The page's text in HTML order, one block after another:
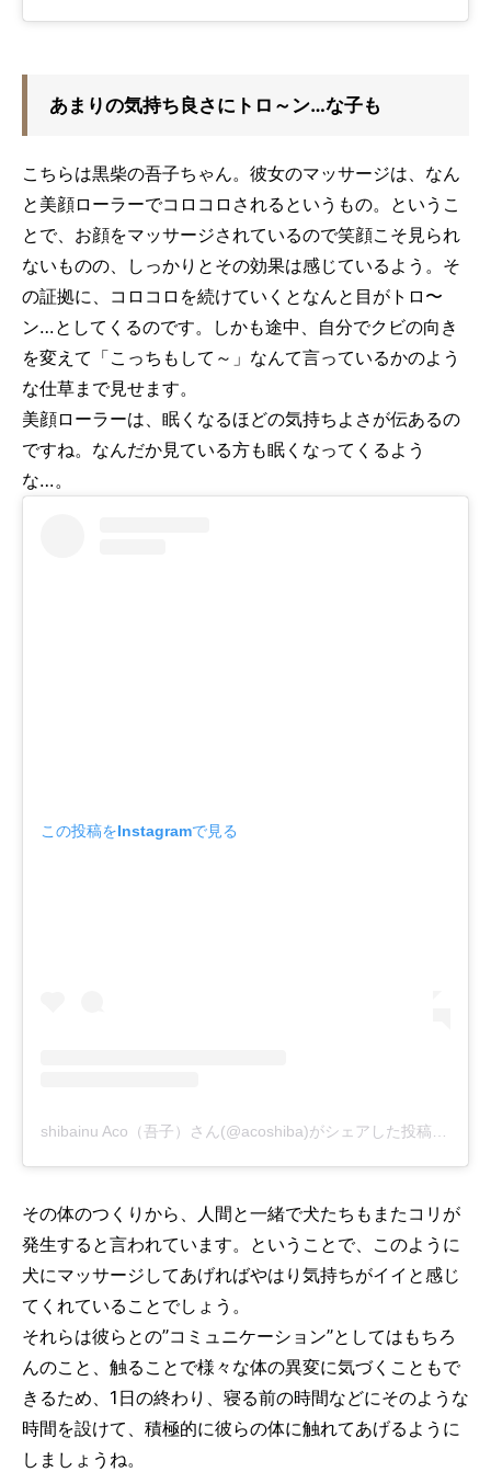
あまりの気持ち良さにトロ～ン…な子も
こちらは黒柴の吾子ちゃん。彼女のマッサージは、なん
と美顔ローラーでコロコロされるというもの。というこ
とで、お顔をマッサージされているので笑顔こそ見られ
ないものの、しっかりとその効果は感じているよう。そ
の証拠に、コロコロを続けていくとなんと目がトロ〜
ン…としてくるのです。しかも途中、自分でクビの向き
を変えて「こっちもして～」なんて言っているかのよう
な仕草まで見せます。
美顔ローラーは、眠くなるほどの気持ちよさが伝あるの
ですね。なんだか見ている方も眠くなってくるよう
な…。
この投稿をInstagramで見る
shibainu Aco（吾子）さん(@acoshiba)がシェアした投稿
-
その体のつくりから、人間と一緒で犬たちもまたコリが
発生すると言われています。ということで、このように
犬にマッサージしてあげればやはり気持ちがイイと感じ
てくれていることでしょう。
それらは彼らとの”コミュニケーション”としてはもちろ
んのこと、触ることで様々な体の異変に気づくこともで
きるため、1日の終わり、寝る前の時間などにそのような
時間を設けて、積極的に彼らの体に触れてあげるように
しましょうね。